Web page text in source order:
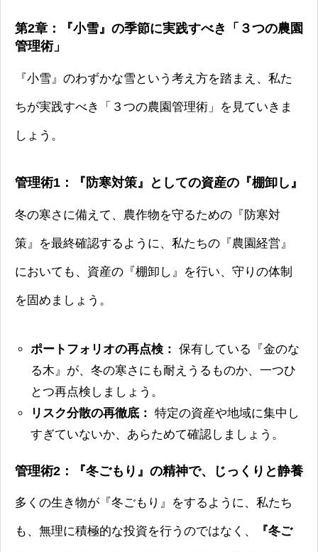
第2章：『小雪』の季節に実践すべき「３つの農園
管理術」
『小雪』のわずかな雪という考え方を踏まえ、私た
ちが実践すべき「３つの農園管理術」を見ていきま
しょう。
管理術1：『防寒対策』としての資産の『棚卸し』
冬の寒さに備えて、農作物を守るための『防寒対
策』を最終確認するように、私たちの『農園経営』
においても、資産の『棚卸し』を行い、守りの体制
を固めましょう。
ポートフォリオの再点検： 保有している『金のな
る木』が、冬の寒さにも耐えうるものか、一つひ
とつ再点検しましょう。
リスク分散の再徹底： 特定の資産や地域に集中し
すぎていないか、あらためて確認しましょう。
管理術2：『冬ごもり』の精神で、じっくりと静養
多くの生き物が『冬ごもり』をするように、私たち
も、無理に積極的な投資を行うのではなく、 『冬ご